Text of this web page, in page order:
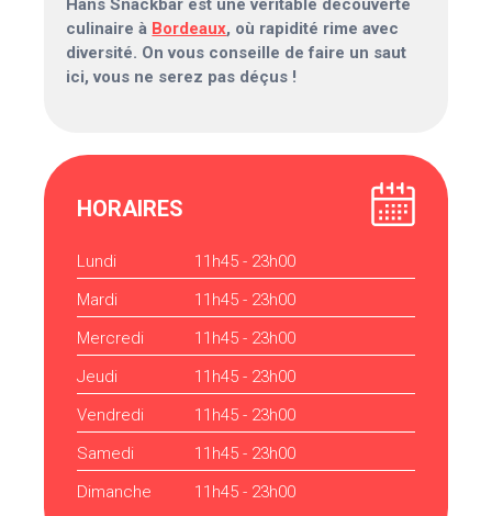
Hans Snackbar est une véritable découverte
culinaire à Bordeaux, où rapidité rime avec
diversité. On vous conseille de faire un saut
ici, vous ne serez pas déçus !
HORAIRES
Lundi
11h45 - 23h00
Mardi
11h45 - 23h00
Mercredi
11h45 - 23h00
Jeudi
11h45 - 23h00
Vendredi
11h45 - 23h00
Samedi
11h45 - 23h00
Dimanche
11h45 - 23h00